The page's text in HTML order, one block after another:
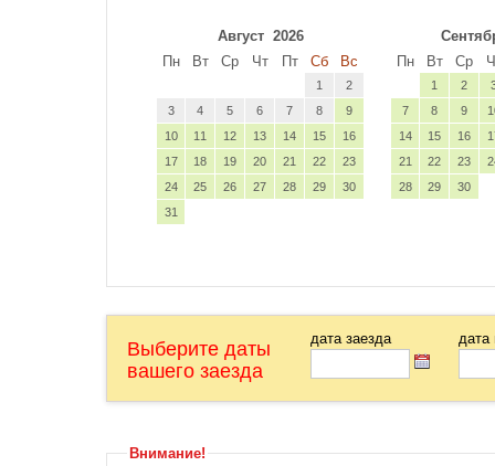
Август 2026
Пн
Вт Ср Чт Пт Сб Вс
1
2
3
4 5 6 7 8
9
10
11 12 13 14 15
16
17
18 19 20 21 22
23
24
25 26 27 28 29
30
31
Пн
Вт Ср
1 2
7
8 9
14
15 16
21
22 23
28
29 30
Выберите даты
вашего заезда
дата заезда дата
Внимание!